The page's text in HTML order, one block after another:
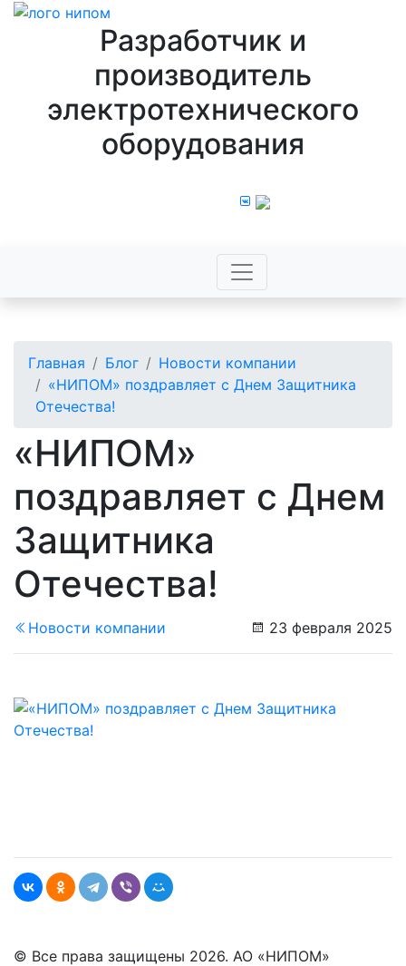
Разработчик и
производитель
электротехнического
оборудования
Главная Блог
Новости компании
«НИПОМ» поздравляет с Днем Защитника
Отечества!
«НИПОМ»
поздравляет с Днем
Защитника
Отечества!
Новости компании 23 февраля 2025
© Все права защищены 2026. АО «НИПОМ»